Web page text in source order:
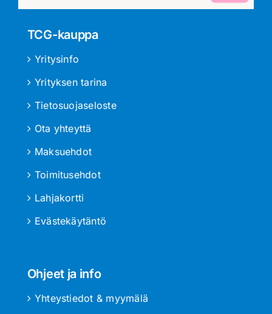
TCG-kauppa
Yritysinfo
Yrityksen tarina
Tietosuojaseloste
Ota yhteyttä
Maksuehdot
Toimitusehdot
Lahjakortti
Evästekäytäntö
Ohjeet ja info
Yhteystiedot & myymälä